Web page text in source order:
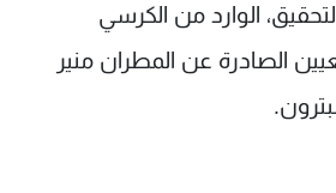
الوارد من الكرسي
الصادرة عن المطران منير